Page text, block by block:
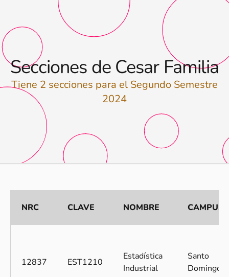
Secciones de Cesar Familia
Tiene 2 secciones para el Segundo Semestre
2024
NRC CLAVE NOMBRE CAMPUS
12837 EST1210
Estadística
Industrial
Santo
Domingo